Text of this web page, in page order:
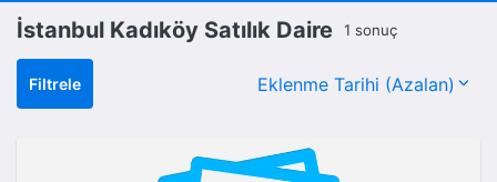
İstanbul Kadıköy Satılık Daire 1 sonuç
Filtrele